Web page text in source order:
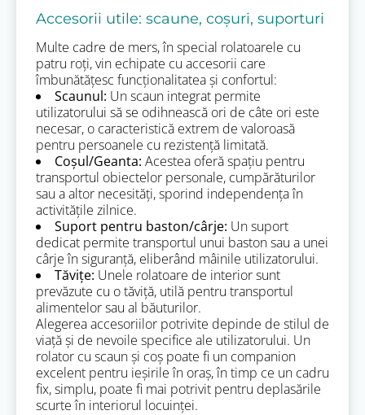
Accesorii utile: scaune, coșuri, suporturi
Multe cadre de mers, în special rolatoarele cu
patru roți, vin echipate cu accesorii care
îmbunătățesc funcționalitatea și confortul:
Scaunul: Un scaun integrat permite
utilizatorului să se odihnească ori de câte ori este
necesar, o caracteristică extrem de valoroasă
pentru persoanele cu rezistență limitată.
Coșul/Geanta: Acestea oferă spațiu pentru
transportul obiectelor personale, cumpărăturilor
sau a altor necesități, sporind independența în
activitățile zilnice.
Suport pentru baston/cârje: Un suport
dedicat permite transportul unui baston sau a unei
cârje în siguranță, eliberând mâinile utilizatorului.
Tăvițe: Unele rolatoare de interior sunt
prevăzute cu o tăviță, utilă pentru transportul
alimentelor sau al băuturilor.
Alegerea accesoriilor potrivite depinde de stilul de
viață și de nevoile specifice ale utilizatorului. Un
rolator cu scaun și coș poate fi un companion
excelent pentru ieșirile în oraș, în timp ce un cadru
fix, simplu, poate fi mai potrivit pentru deplasările
scurte în interiorul locuinței.